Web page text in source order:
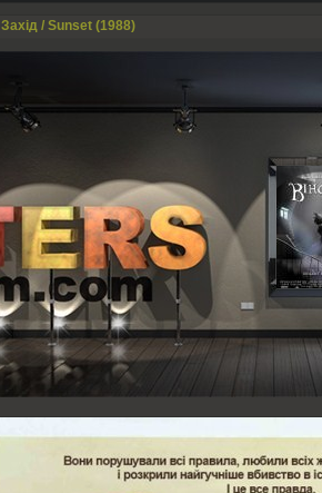
Захід / Sunset (1988)